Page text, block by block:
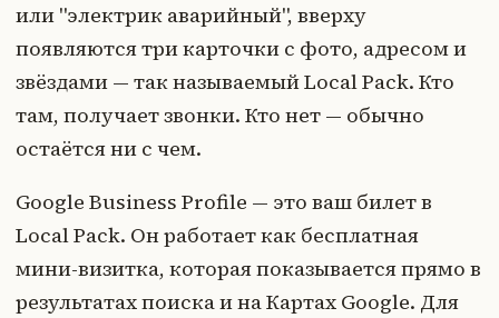
или "электрик аварийный", вверху
появляются три карточки с фото, адресом и
звёздами — так называемый Local Pack. Кто
там, получает звонки. Кто нет — обычно
остаётся ни с чем.
Google Business Profile — это ваш билет в
Local Pack. Он работает как бесплатная
мини-визитка, которая показывается прямо в
результатах поиска и на Картах Google. Для